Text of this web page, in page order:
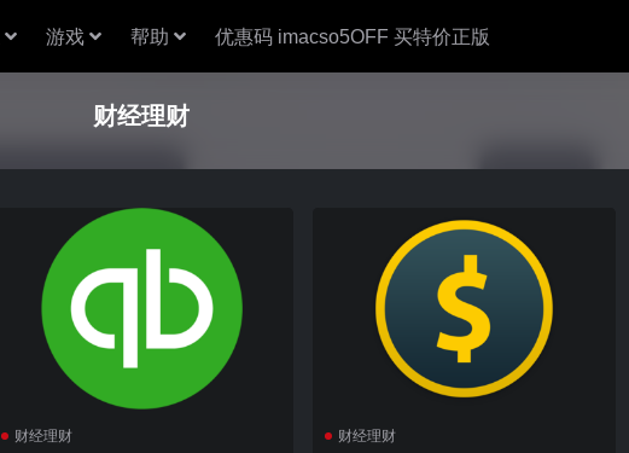
游戏 帮助 优惠码 imacso5OFF 买特价正版
财经理财
财经理财 财经理财